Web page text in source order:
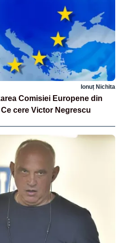
Ionuț Nichita
Comisiei Europene din
cere Victor Negrescu